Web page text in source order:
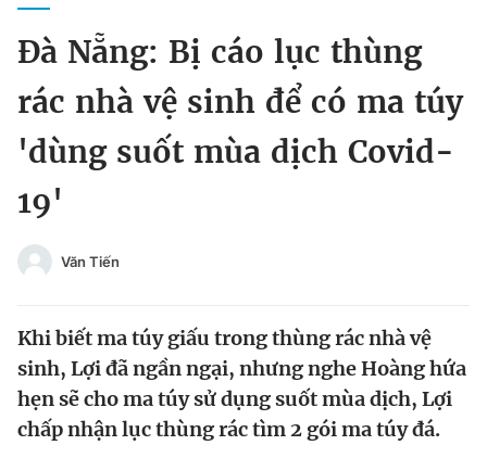
Chuyên mục khác
Chào ngày mới Tin 24h
Tin thị trường
Sản phẩm khác
Tiện ích Bạn cần biết
Đổi mật khẩu
Tin đã lưu
Tin đã xem
Đà Nẵng: Bị cáo lục thùng
rác nhà vệ sinh để có ma túy
'dùng suốt mùa dịch Covid-
19'
Văn Tiến
Khi biết ma túy giấu trong thùng rác nhà vệ
sinh, Lợi đã ngần ngại, nhưng nghe Hoàng hứa
hẹn sẽ cho ma túy sử dụng suốt mùa dịch, Lợi
chấp nhận lục thùng rác tìm 2 gói ma túy đá.